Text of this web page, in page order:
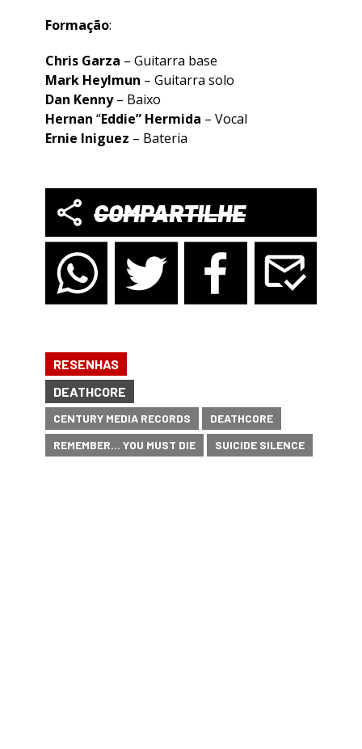
Formação:
Chris Garza – Guitarra base
Mark Heylmun – Guitarra solo
Dan Kenny– Baixo
Hernan “Eddie” Hermida – Vocal
Ernie Iniguez – Bateria
COMPARTILHE
RESENHAS
DEATHCORE
CENTURY MEDIA RECORDS
DEATHCORE
REMEMBER... YOU MUST DIE
SUICIDE SILENCE